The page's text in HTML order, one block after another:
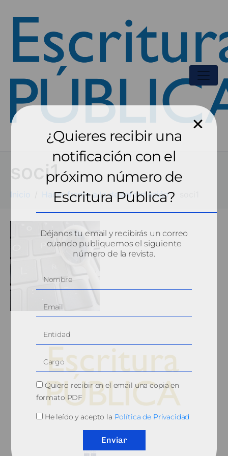
soci1
Inicio Hacer frente a la desinformación
© 2010, Consejo General del Notariado
¿Quieres recibir una
notificación con el
próximo número de
Escritura Pública?
Déjanos tu email y recibirás un correo
cuando publiquemos el siguiente
número de la revista.
Quiero recibir en el email una copia en
formato PDF
He leído y acepto la Política de Privacidad
Enviar